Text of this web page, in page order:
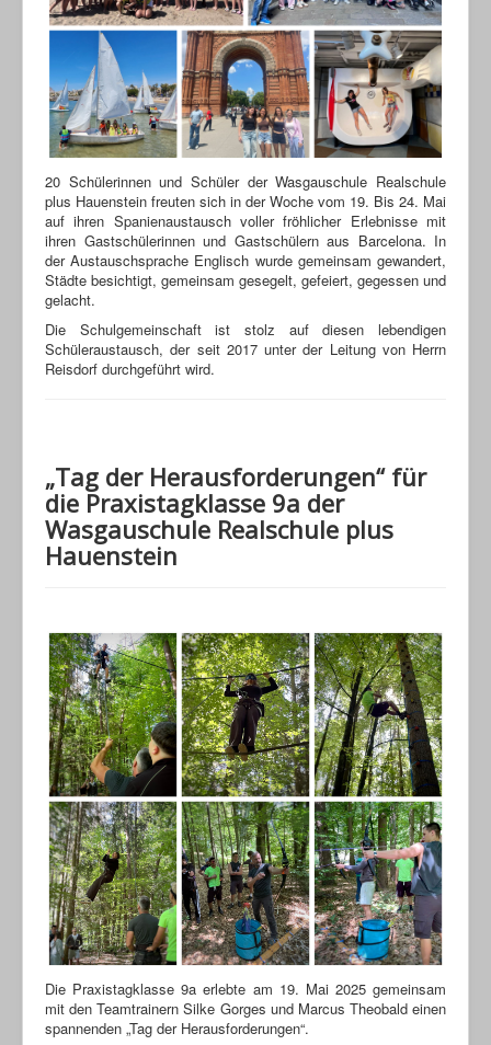
20 Schülerinnen und Schüler der Wasgauschule Realschule
plus Hauenstein freuten sich in der Woche vom 19. Bis 24. Mai
auf ihren Spanienaustausch voller fröhlicher Erlebnisse mit
ihren Gastschülerinnen und Gastschülern aus Barcelona. In
der Austauschsprache Englisch wurde gemeinsam gewandert,
Städte besichtigt, gemeinsam gesegelt, gefeiert, gegessen und
gelacht.
Die Schulgemeinschaft ist stolz auf diesen lebendigen
Schüleraustausch, der seit 2017 unter der Leitung von Herrn
Reisdorf durchgeführt wird.
„Tag der Herausforderungen“ für
die Praxistagklasse 9a der
Wasgauschule Realschule plus
Hauenstein
Die Praxistagklasse 9a erlebte am 19. Mai 2025 gemeinsam
mit den Teamtrainern Silke Gorges und Marcus Theobald einen
spannenden „Tag der Herausforderungen“.